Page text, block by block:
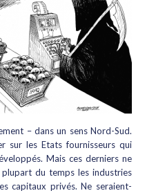
– dans un sens Nord-Sud.
sur les Etats fournisseurs qui
Mais ces derniers ne
du temps les industries
capitaux privés. Ne seraient-